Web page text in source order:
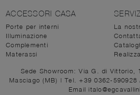
ACCESSORI CASA
Porte per interni
Illuminazione
Complementi
Materassi
La
Sede Showroom: Via G. di Vittorio,
Masciago (MB) | Tel. +39 0362-590928
Email